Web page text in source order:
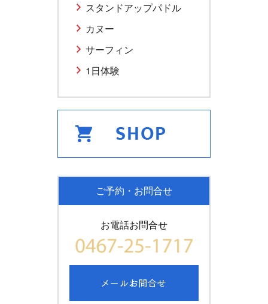
スタンドアップパドル
カヌー
サーフィン
1日体験
ご予約・お問合せ
お電話お問合せ